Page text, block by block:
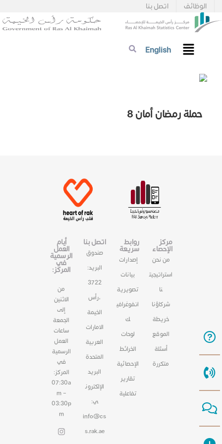
اتصل بنا الوظائف
English
حملة رمضان أمان 8
مركز
الإحصاء
من نحن
استراتيجيت
نا
شركاؤنا
خريطة
الموقع
أسئلة
متكررة
روابط
سريعة
إصدارات
بيانات
تصويرية
انفوغرافي
ك
لوحات
الخرائط
الإحصائية
تقارير
تفاعلية
اتصل بنا
صندوق
البريد:
3722
،رأس
الخيمة
الامارات
العربية
المتحدة
البريد
الإلكترون
ي:
info@cs
s.rak.ae
أيام
العمل
الرسمية
في
المركز:
من
الاثنين
إلى
الجمعة
ساعات
العمل
الرسمية
في
المركز:
07:30a
m –
03:30p
m